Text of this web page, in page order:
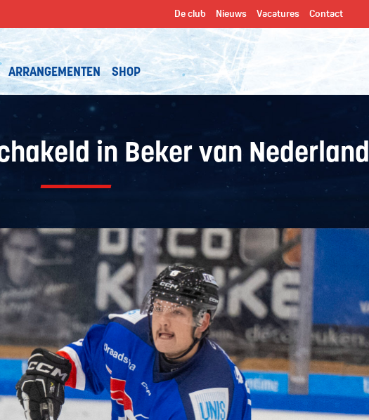
De club Nieuws Vacatures Contact
ARRANGEMENTEN SHOP
in Beker van Nederland